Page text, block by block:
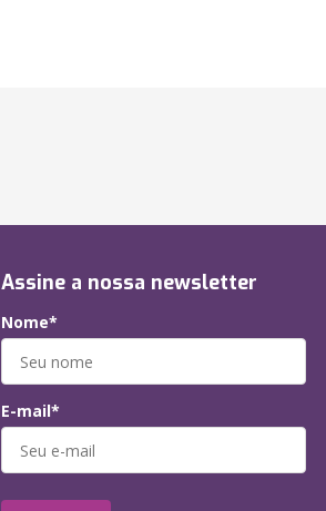
Assine a nossa newsletter
Nome*
E-mail*